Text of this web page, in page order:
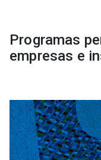
Programas
empresas e